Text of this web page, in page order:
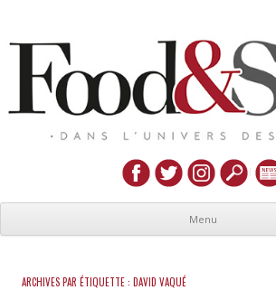
Menu
ARCHIVES PAR ÉTIQUETTE : DAVID VAQUÉ